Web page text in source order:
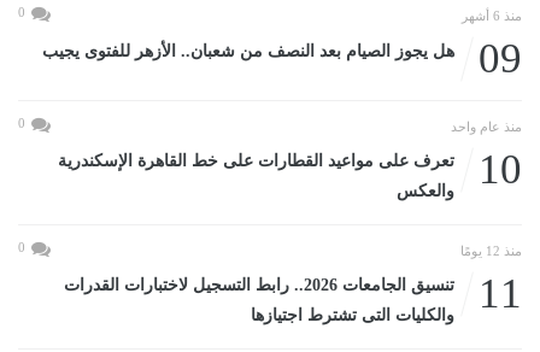
منذ 6 أشهر 0
09 هل يجوز الصيام بعد النصف من شعبان.. الأزهر للفتوى يجيب
منذ عام واحد 0
10
تعرف على مواعيد القطارات على خط القاهرة الإسكندرية
والعكس
منذ 12 يومًا 0
11
تنسيق الجامعات 2026.. رابط التسجيل لاختبارات القدرات
والكليات التى تشترط اجتيازها